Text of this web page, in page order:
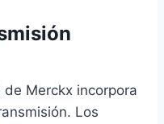
Merckx incorpora
Los